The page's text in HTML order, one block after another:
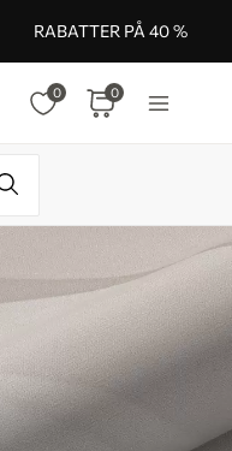
RABATTER PÅ 40 %
0 0